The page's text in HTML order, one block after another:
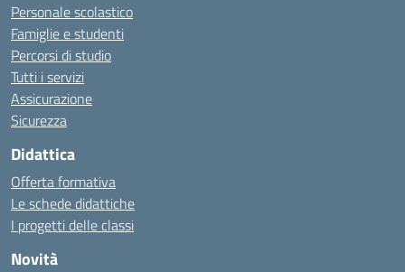
Personale scolastico
Famiglie e studenti
Percorsi di studio
Tutti i servizi
Assicurazione
Sicurezza
Didattica
Offerta formativa
Le schede didattiche
I progetti delle classi
Novità